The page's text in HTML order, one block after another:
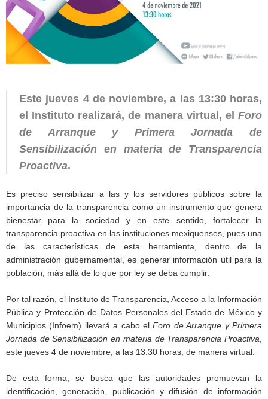
Este jueves 4 de noviembre, a las 13:30 horas,
el Instituto realizará, de manera virtual, el Foro
de Arranque y Primera Jornada de
Sensibilización en materia de Transparencia
Proactiva.
Es preciso sensibilizar a las y los servidores públicos sobre la
importancia de la transparencia como un instrumento que genera
bienestar para la sociedad y en este sentido, fortalecer la
transparencia proactiva en las instituciones mexiquenses, pues una
de las características de esta herramienta, dentro de la
administración gubernamental, es generar información útil para la
población, más allá de lo que por ley se deba cumplir.
Por tal razón, el Instituto de Transparencia, Acceso a la Información
Pública y Protección de Datos Personales del Estado de México y
Municipios (Infoem) llevará a cabo elForo de Arranque y Primera
Jornada de Sensibilización en materia de Transparencia Proactiva
este jueves 4 de noviembre, a las 13:30 horas, de manera virtual.
De esta forma, se busca que las autoridades promuevan la
identificación, generación, publicación y difusión de información